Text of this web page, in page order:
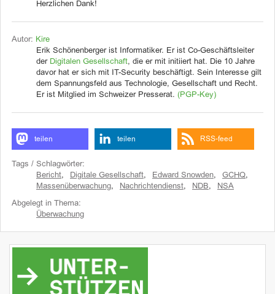
Herzlichen Dank!
Autor: Kire
Erik Schönenberger ist Informatiker. Er ist Co-Geschäftsleiter
der Digitalen Gesellschaft, die er mit initiiert hat. Die 10 Jahre
davor hat er sich mit IT-Security beschäftigt. Sein Interesse gilt
dem Spannungsfeld aus Technologie, Gesellschaft und Recht.
Er ist Mitglied im Schweizer Presserat. (PGP-Key)
teilen teilen RSS-feed
Tags / Schlagwörter:
Bericht, Digitale Gesellschaft, Edward Snowden, GCHQ,
Massenüberwachung, Nachrichtendienst, NDB, NSA
Abgelegt in Thema:
Überwachung